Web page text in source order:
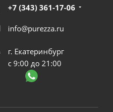
+7 (343) 361-17-06
info@purezza.ru
г. Екатеринбург
с 9:00 до 21:00